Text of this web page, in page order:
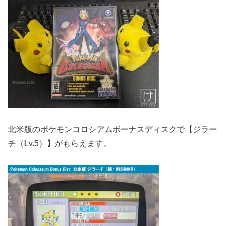
北米版のポケモンコロシアムボーナスディスクで【ジラー
チ（Lv.5）】がもらえます。